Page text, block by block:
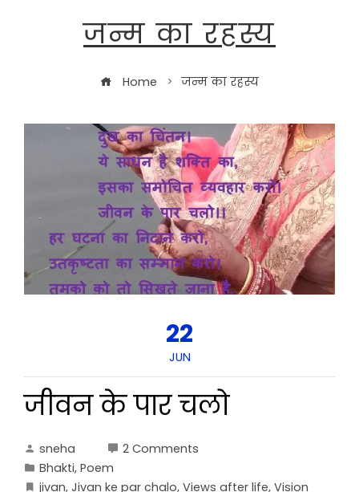
जन्म का रहस्य
Home जन्म का रहस्य
22
JUN
जीवन के पार चलो
sneha
2 Comments
Bhakti, Poem
jivan, Jivan ke par chalo, Views after life, Vision